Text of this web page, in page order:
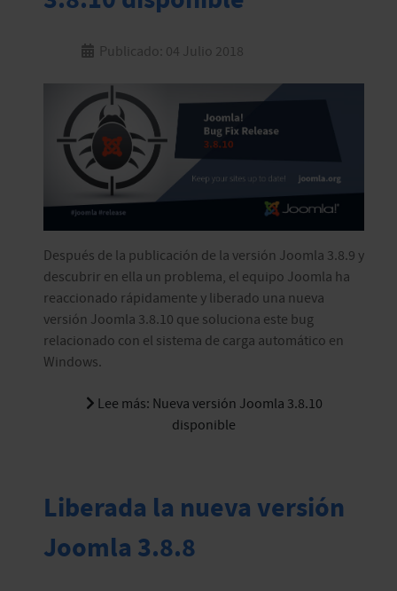
Publicado: 04 Julio 2018
Después de la publicación de la versión Joomla 3.8.9 y
descubrir en ella un problema, el equipo Joomla ha
reaccionado rápidamente y liberado una nueva
versión Joomla 3.8.10 que soluciona este bug
relacionado con el sistema de carga automático en
Windows.
Lee más: Nueva versión Joomla 3.8.10
disponible
Liberada la nueva versión
Joomla 3.8.8